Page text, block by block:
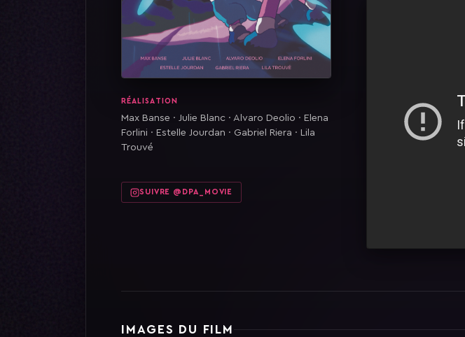
RÉALISATION
Max Banse · Julie Blanc · Alvaro Deolio · Elena
Forlini · Estelle Jourdan · Gabriel Riera · Lila
Trouvé
SUIVRE @DPA_MOVIE
IMAGES DU FILM